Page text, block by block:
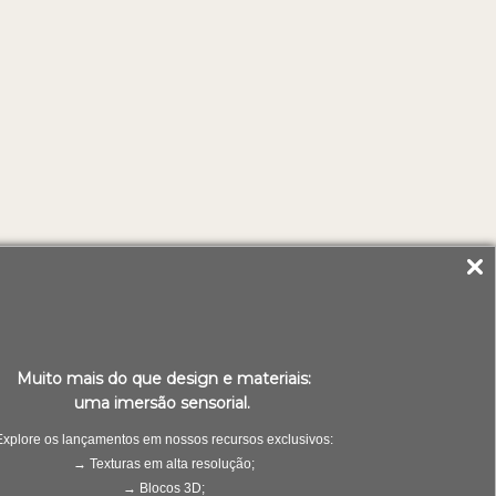
Muito mais do que design e materiais:
uma imersão sensorial.
os lançamentos em nossos recursos exclusivos:
→ Texturas em alta resolução;
→ Blocos 3D;